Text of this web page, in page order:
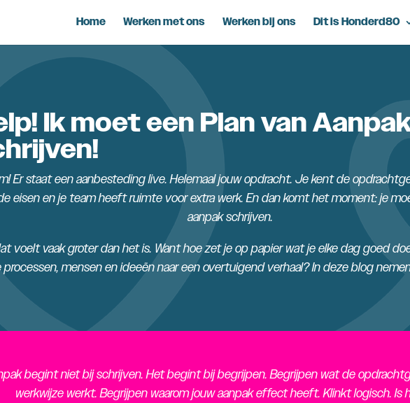
Home Werken met ons Werken bij ons Dit is Honderd80
Ik moet een Plan van
Er staat een aanbesteding live. Helemaal jouw opdracht. Je kent de
eisen en je team heeft ruimte voor extra werk. En dan komt het moment: je
aanpak schrijven.
voelt vaak groter dan het is. Want hoe zet je op papier wat je elke dag goed
processen, mensen en ideeën naar een overtuigend verhaal? In deze blog
begint niet bij schrijven. Het begint bij begrijpen. Begrijpen wat de
werkwijze werkt. Begrijpen waarom jouw aanpak effect heeft. Klinkt logisch. Is